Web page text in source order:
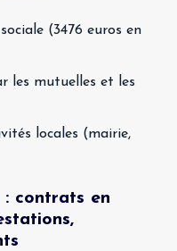
(3476 euros en
les mutuelles et les
locales (mairie,
: contrats en